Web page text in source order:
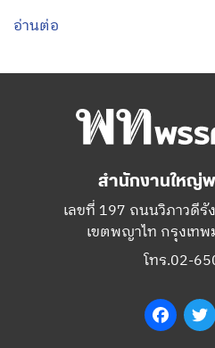
เลขที่ 197 ถนนวิภาวดีรั
เขตพญาไท กรุงเท
โทร.02-
กรรมการบริหา